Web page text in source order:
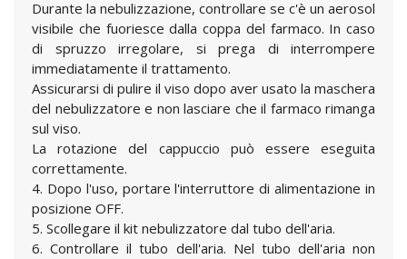
Durante la nebulizzazione, controllare se c'è un aerosol
visibile che fuoriesce dalla coppa del farmaco. In caso
di spruzzo irregolare, si prega di interrompere
immediatamente il trattamento.
Assicurarsi di pulire il viso dopo aver usato la maschera
del nebulizzatore e non lasciare che il farmaco rimanga
sul viso.
La rotazione del cappuccio può essere eseguita
correttamente.
4. Dopo l'uso, portare l'interruttore di alimentazione in
posizione OFF.
5. Scollegare il kit nebulizzatore dal tubo dell'aria.
6. Controllare il tubo dell'aria. Nel tubo dell'aria non